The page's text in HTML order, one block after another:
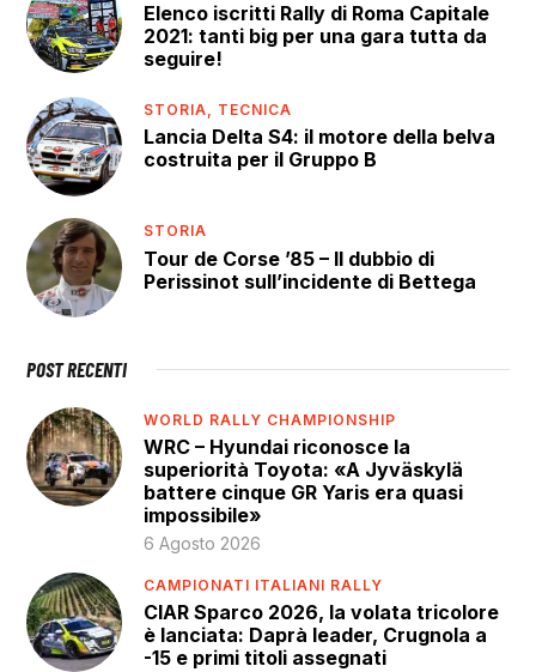
Elenco iscritti Rally di Roma Capitale
2021: tanti big per una gara tutta da
seguire!
STORIA, TECNICA
Lancia Delta S4: il motore della belva
costruita per il Gruppo B
STORIA
Tour de Corse ’85 – Il dubbio di
Perissinot sull’incidente di Bettega
POST RECENTI
WORLD RALLY CHAMPIONSHIP
WRC – Hyundai riconosce la
superiorità Toyota: «A Jyväskylä
battere cinque GR Yaris era quasi
impossibile»
6 Agosto 2026
CAMPIONATI ITALIANI RALLY
CIAR Sparco 2026, la volata tricolore
è lanciata: Daprà leader, Crugnola a
-15 e primi titoli assegnati